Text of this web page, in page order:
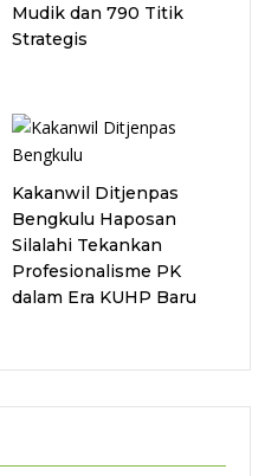
Mudik dan 790 Titik
Strategis
Kakanwil Ditjenpas
Bengkulu Haposan
Silalahi Tekankan
Profesionalisme PK
dalam Era KUHP Baru